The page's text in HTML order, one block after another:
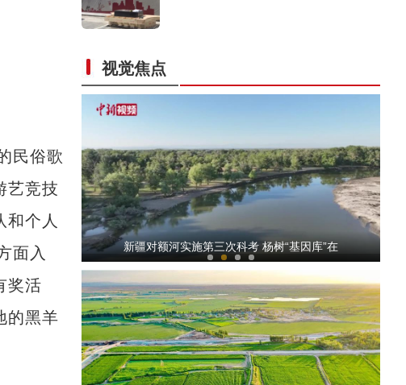
民俗歌
艺竞技
和个人
面入
奖活
的黑羊
视觉焦点
新疆：荒漠戈壁万余亩红柳花绽放
新疆对额河实施第三次科考 杨树“基因库”在